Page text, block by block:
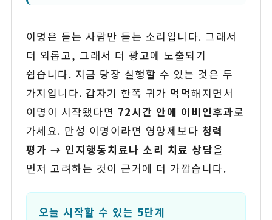
이명은 듣는 사람만 듣는 소리입니다. 그래서
더 외롭고, 그래서 더 광고에 노출되기
쉽습니다. 지금 당장 실행할 수 있는 것은 두
가지입니다. 갑자기 한쪽 귀가 먹먹해지면서
이명이 시작됐다면 72시간 안에 이비인후과로
가세요. 만성 이명이라면 영양제보다 청력
평가 → 인지행동치료나 소리 치료 상담을
먼저 고려하는 것이 근거에 더 가깝습니다.
오늘 시작할 수 있는 5단계